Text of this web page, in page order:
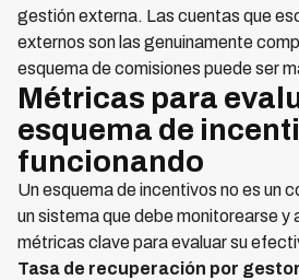
gestión externa. Las cuentas que
externos son las genuinamente
esquema de comisiones puede ser
Métricas para
esquema de
funcionando
Un esquema de incentivos no es un
un sistema que debe monitorearse y
métricas clave para evaluar su
Tasa de recuperación por